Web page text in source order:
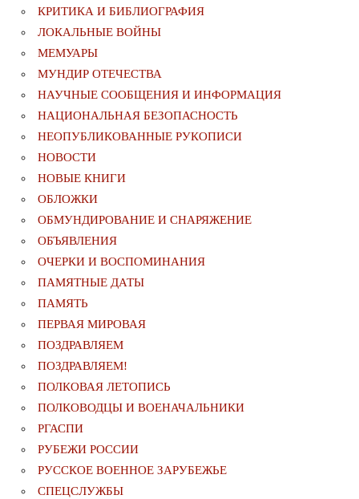
КРИТИКА И БИБЛИОГРАФИЯ
ЛОКАЛЬНЫЕ ВОЙНЫ
МЕМУАРЫ
МУНДИР ОТЕЧЕСТВА
НАУЧНЫЕ СООБЩЕНИЯ И ИНФОРМАЦИЯ
НАЦИОНАЛЬНАЯ БЕЗОПАСНОСТЬ
НЕОПУБЛИКОВАННЫЕ РУКОПИСИ
НОВОСТИ
НОВЫЕ КНИГИ
ОБЛОЖКИ
ОБМУНДИРОВАНИЕ И СНАРЯЖЕНИЕ
ОБЪЯВЛЕНИЯ
ОЧЕРКИ И ВОСПОМИНАНИЯ
ПАМЯТНЫЕ ДАТЫ
ПАМЯТЬ
ПЕРВАЯ МИРОВАЯ
ПОЗДРАВЛЯЕМ
ПОЗДРАВЛЯЕМ!
ПОЛКОВАЯ ЛЕТОПИСЬ
ПОЛКОВОДЦЫ И ВОЕНАЧАЛЬНИКИ
РГАСПИ
РУБЕЖИ РОССИИ
РУССКОЕ ВОЕННОЕ ЗАРУБЕЖЬЕ
СПЕЦСЛУЖБЫ